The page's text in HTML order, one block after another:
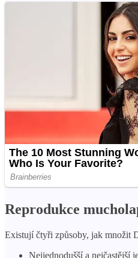
Reprodukce
Existují čtyři způsoby, jak množit
Nejjednodušší a nejčastější